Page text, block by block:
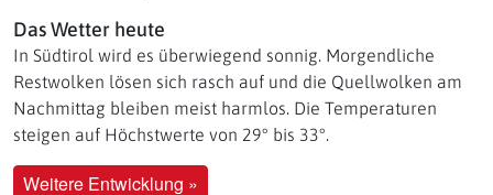
Das Wetter heute
In Südtirol wird es überwiegend sonnig. Morgendliche
Restwolken lösen sich rasch auf und die Quellwolken am
Nachmittag bleiben meist harmlos. Die Temperaturen
steigen auf Höchstwerte von 29° bis 33°.
Weitere Entwicklung »